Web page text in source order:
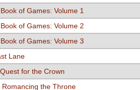
of Games: Volume 1
of Games: Volume 2
of Games: Volume 3
Lane
for the Crown
Romancing the Throne